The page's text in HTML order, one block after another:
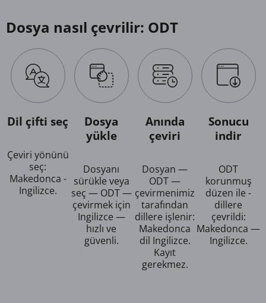
Dosya nasıl çevrilir: ODT
Dil çifti seç
Çeviri yönünü
seç:
Makedonca -
Ingilizce.
Dosya
yükle
Dosyanı
sürükle veya
seç — ODT —
çevirmek için
Ingilizce —
hızlı ve
güvenli.
Anında
çeviri
Dosyan —
ODT —
çevirmenimiz
tarafından
dillere işlenir:
Makedonca
dil Ingilizce.
Kayıt
gerekmez.
Sonucu
indir
ODT
korunmuş
düzen ile -
dillere
çevrildi:
Makedonca —
Ingilizce.